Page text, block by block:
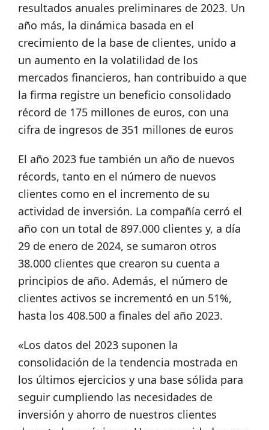
resultados anuales preliminares de 2023. Un
año más, la dinámica basada en el
crecimiento de la base de clientes, unido a
un aumento en la volatilidad de los
mercados financieros, han contribuido a que
la firma registre un beneficio consolidado
récord de 175 millones de euros, con una
cifra de ingresos de 351 millones de euros
El año 2023 fue también un año de nuevos
récords, tanto en el número de nuevos
clientes como en el incremento de su
actividad de inversión. La compañía cerró el
año con un total de 897.000 clientes y, a día
29 de enero de 2024, se sumaron otros
38.000 clientes que crearon su cuenta a
principios de año. Además, el número de
clientes activos se incrementó en un 51%,
hasta los 408.500 a finales del año 2023.
«Los datos del 2023 suponen la
consolidación de la tendencia mostrada en
los últimos ejercicios y una base sólida para
seguir cumpliendo las necesidades de
inversión y ahorro de nuestros clientes